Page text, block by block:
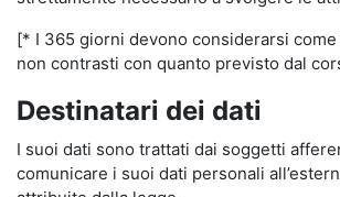
[* I 365 giorni devono considerarsi
non contrasti con quanto previsto dal
Destinatari dei dati
I suoi dati sono trattati dai soggetti
comunicare i suoi dati personali